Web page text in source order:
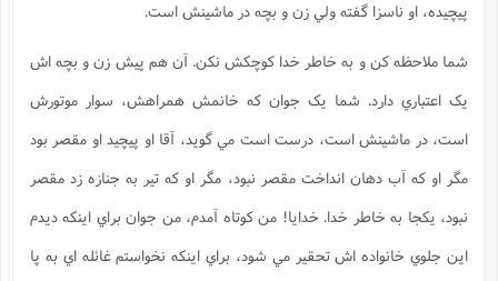
پيچيده، او ناسزا گفته ولي زن و بچه در ماشينش است.
شما ملاحظه کن و به خاطر خدا کوچکش نکن. آن هم پيش زن و بچه اش
يک اعتباري دارد. شما يک جوان که خانمش همراهش، سوار موتورش
است، در ماشينش است، درست است مي گويد، آقا او پيچيد او مقصر بود
مگر او که آب دهان انداخت مقصر نبود، مگر او که تير به جنازه زد مقصر
نبود، يکجا به خاطر خدا. خدايا! من کوتاه آمدم، من جوان براي اينکه ديدم
اين جلوي خانواده اش تحقير مي شود، براي اينکه نخواستم غائله اي به پا